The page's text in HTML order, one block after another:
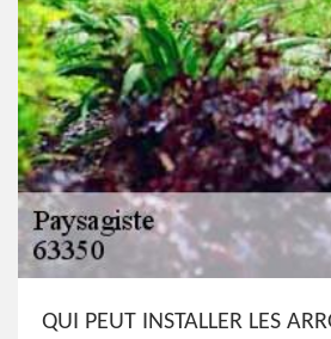
QUI PEUT INSTALLER LES